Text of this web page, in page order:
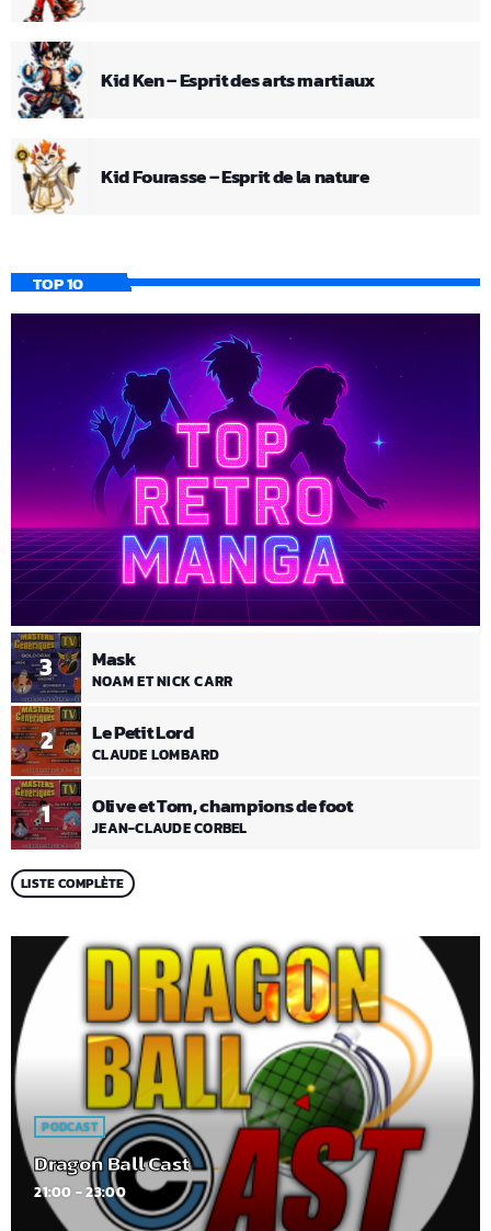
Kid Ken – Esprit des arts martiaux
Kid Fourasse – Esprit de la nature
TOP 10
1 Olive et Tom, champions de foot
JEAN-CLAUDE CORBEL
2 Le Petit Lord
CLAUDE LOMBARD
3 Mask
NOAM ET NICK CARR
LISTE COMPLÈTE
PODCAST
Dragon Ball Cast
21:00 - 23:00